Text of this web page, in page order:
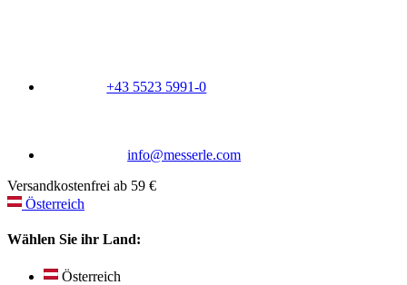
+43 5523 5991-0
info@messerle.com
Versandkostenfrei ab 59 €
Österreich
Wählen Sie ihr Land:
Österreich